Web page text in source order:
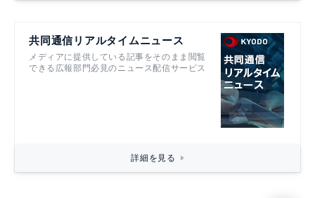
共同通信リアルタイムニュース
メディアに提供している記事をそのまま閲覧
できる広報部門必見のニュース配信サービス
詳細を見る